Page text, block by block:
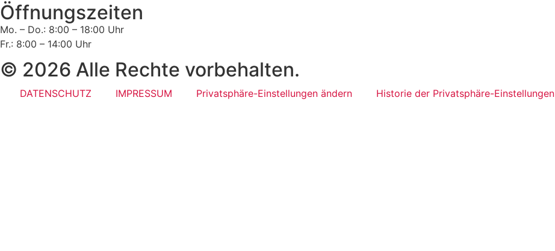
Öffnungszeiten
Mo. – Do.: 8:00 – 18:00 Uhr
Fr.: 8:00 – 14:00 Uhr
© 2026 Alle Rechte vorbehalten.
DATENSCHUTZ IMPRESSUM Privatsphäre-Einstellungen ändern Historie der Privatsphäre-Einstellungen